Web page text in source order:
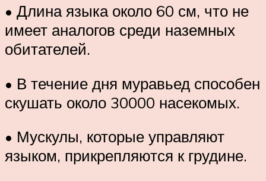
• Длина языка около 60 см, что не
имеет аналогов среди наземных
обитателей.
• В течение дня муравьед способен
скушать около 30000 насекомых.
• Мускулы, которые управляют
языком, прикрепляются к грудине.